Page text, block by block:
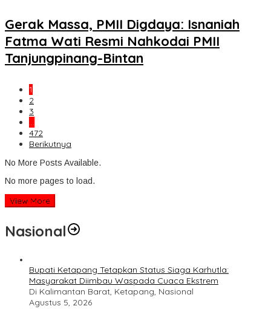
Gerak Massa, PMII Digdaya: Isnaniah
Fatma Wati Resmi Nahkodai PMII
Tanjungpinang-Bintan
1
2
3
…
472
Berikutnya
No More Posts Available.
No more pages to load.
View More
Nasional
Bupati Ketapang Tetapkan Status Siaga Karhutla:
Masyarakat Diimbau Waspada Cuaca Ekstrem
Di Kalimantan Barat, Ketapang, Nasional
Agustus 5, 2026